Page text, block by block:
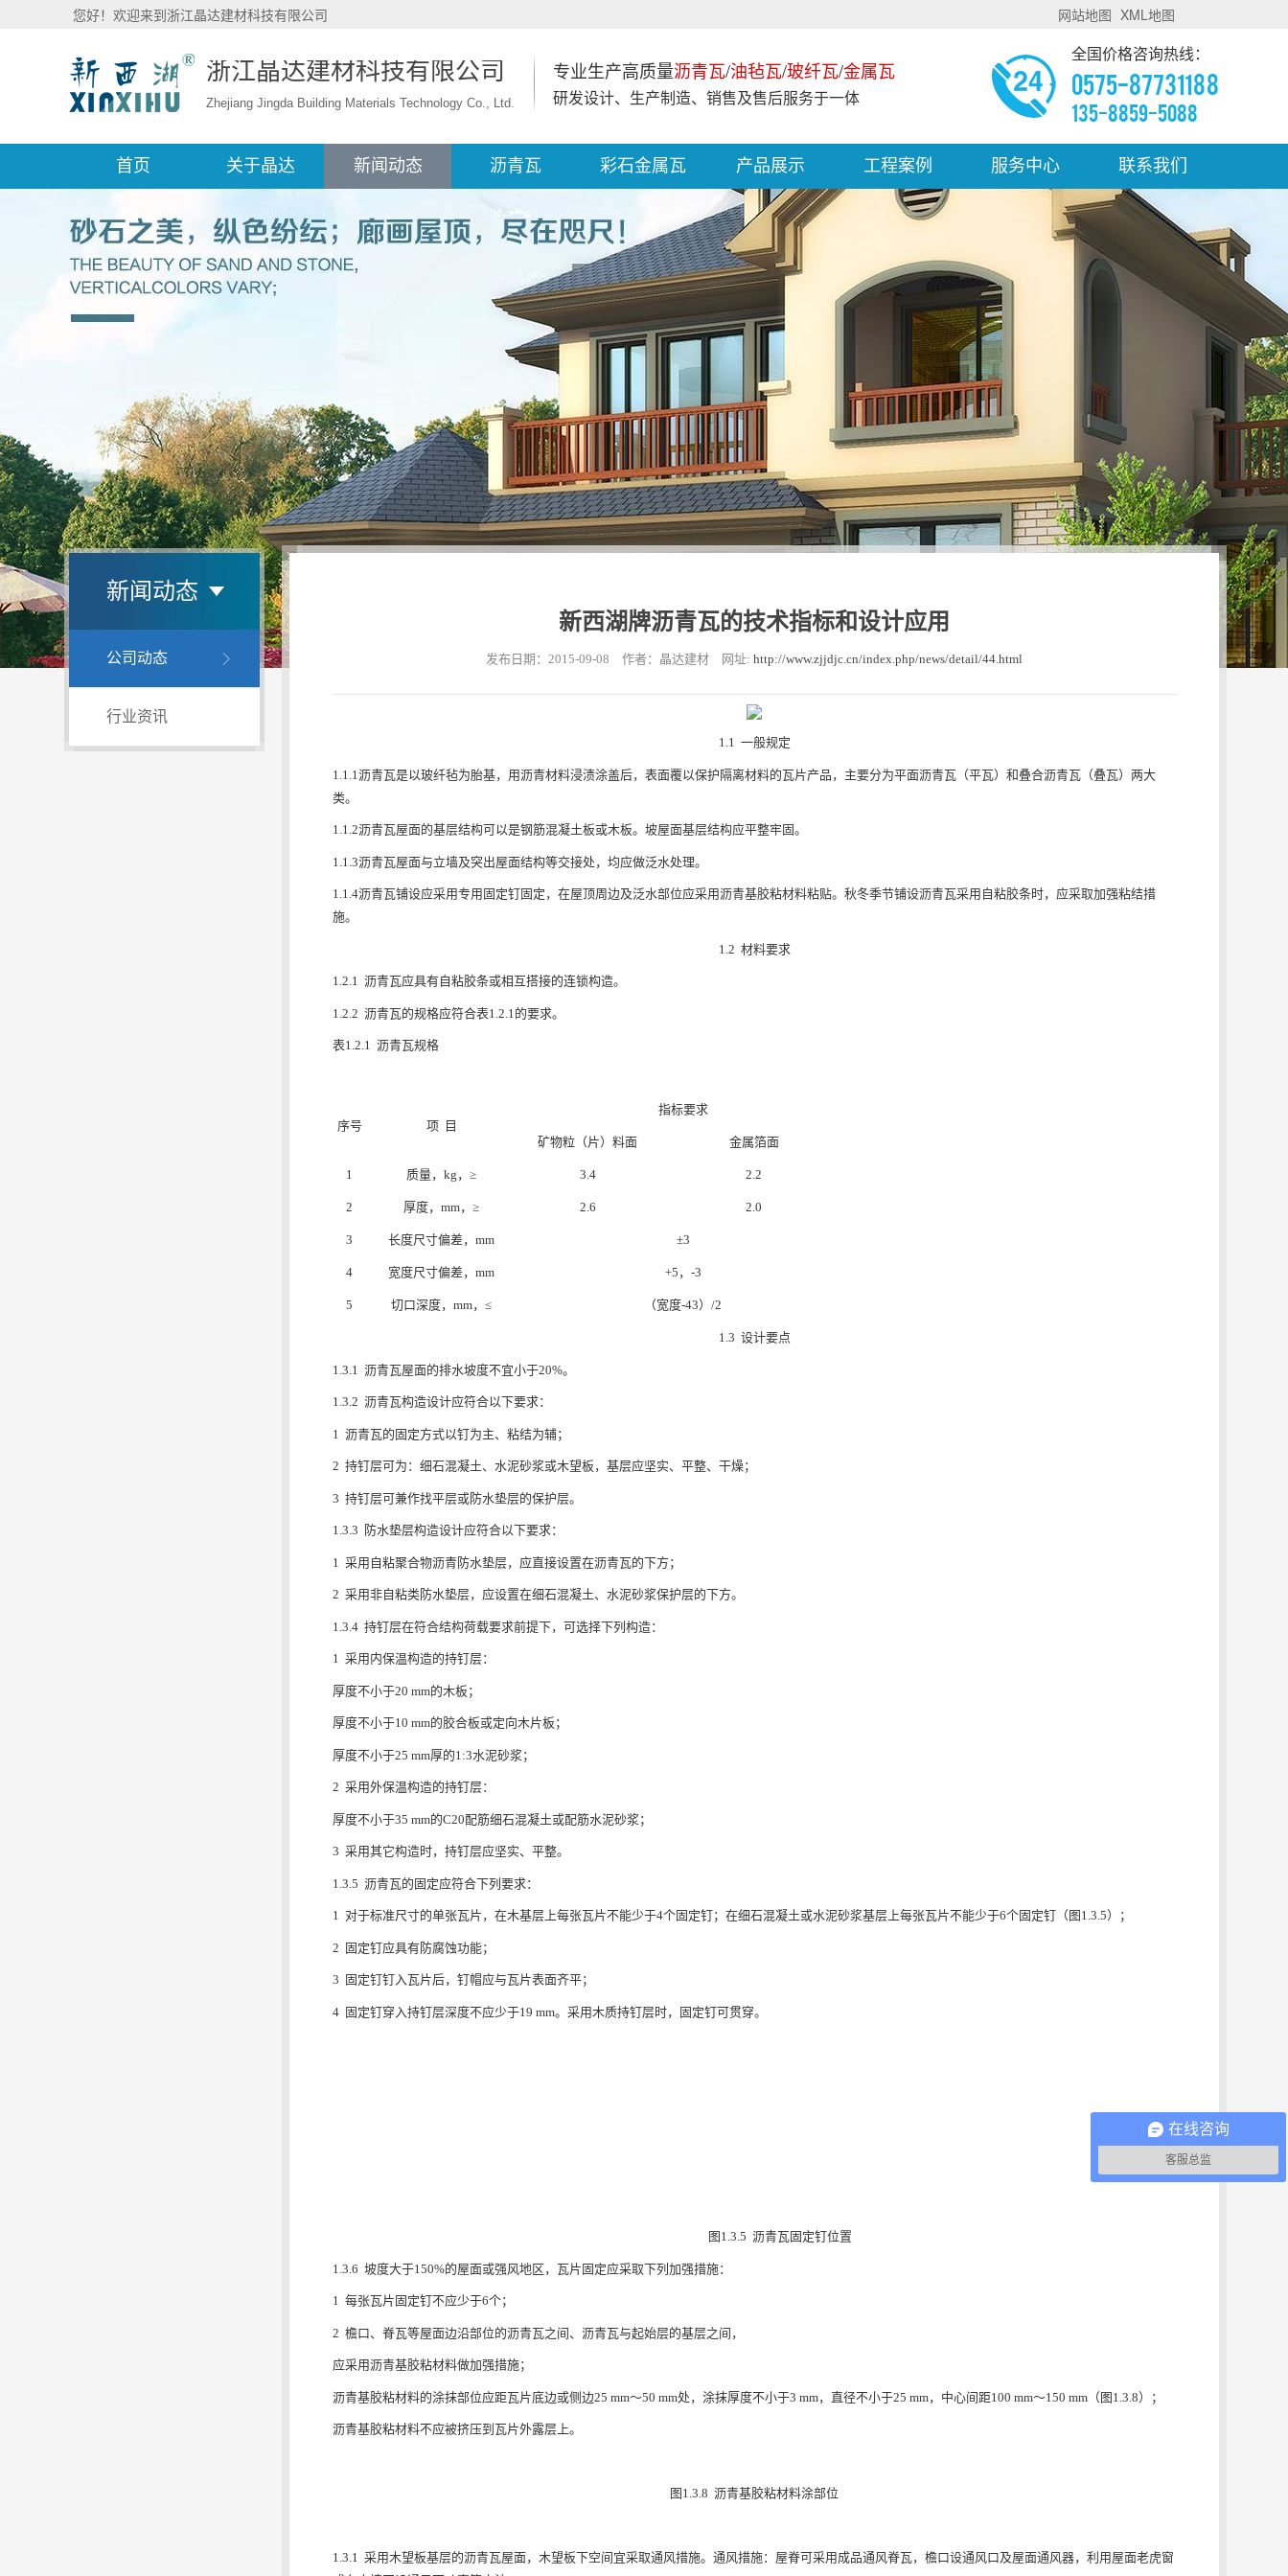
您好！欢迎来到浙江晶达建材科技有限公司 网站地图 XML地图
浙江晶达建材科技有限公司
Zhejiang Jingda Building Materials Technology Co., Ltd.
全国价格咨询热线：
0575-87731188
135-8859-5088
专业生产高质量沥青瓦/油毡瓦/玻纤瓦/金属瓦
研发设计、生产制造、销售及售后服务于一体
首页 关于晶达 新闻动态 沥青瓦 彩石金属瓦 产品展示 工程案例 服务中心 联系我们
新闻动态
公司动态
行业资讯
新西湖牌沥青瓦的技术指标和设计应用
发布日期：2015-09-08 作者：晶达建材 网址: http://www.zjjdjc.cn/index.php/news/detail/44.html
1.1 一般规定
1.1.1沥青瓦是以玻纤毡为胎基，用沥青材料浸渍涂盖后，表面覆以保护隔离材料的瓦片产品，主要分为平面沥青瓦（平瓦）和叠合沥青瓦（叠瓦）两大
类。
1.1.2沥青瓦屋面的基层结构可以是钢筋混凝土板或木板。坡屋面基层结构应平整牢固。
1.1.3沥青瓦屋面与立墙及突出屋面结构等交接处，均应做泛水处理。
1.1.4沥青瓦铺设应采用专用固定钉固定，在屋顶周边及泛水部位应采用沥青基胶粘材料粘贴。秋冬季节铺设沥青瓦采用自粘胶条时，应采取加强粘结措
施。
1.2 材料要求
1.2.1 沥青瓦应具有自粘胶条或相互搭接的连锁构造。
1.2.2 沥青瓦的规格应符合表1.2.1的要求。
表1.2.1 沥青瓦规格
序号 项 目
指标要求
矿物粒（片）料面 金属箔面
1 质量，kg，≥ 3.4 2.2
2 厚度，mm，≥ 2.6 2.0
3 长度尺寸偏差，mm ±3
4 宽度尺寸偏差，mm +5，-3
5 切口深度，mm，≤ （宽度-43）/2
1.3 设计要点
1.3.1 沥青瓦屋面的排水坡度不宜小于20%。
1.3.2 沥青瓦构造设计应符合以下要求：
1 沥青瓦的固定方式以钉为主、粘结为辅；
2 持钉层可为：细石混凝土、水泥砂浆或木望板，基层应坚实、平整、干燥；
3 持钉层可兼作找平层或防水垫层的保护层。
1.3.3 防水垫层构造设计应符合以下要求：
1 采用自粘聚合物沥青防水垫层，应直接设置在沥青瓦的下方；
2 采用非自粘类防水垫层，应设置在细石混凝土、水泥砂浆保护层的下方。
1.3.4 持钉层在符合结构荷载要求前提下，可选择下列构造：
1 采用内保温构造的持钉层：
厚度不小于20 mm的木板；
厚度不小于10 mm的胶合板或定向木片板；
厚度不小于25 mm厚的1:3水泥砂浆；
2 采用外保温构造的持钉层：
厚度不小于35 mm的C20配筋细石混凝土或配筋水泥砂浆；
3 采用其它构造时，持钉层应坚实、平整。
1.3.5 沥青瓦的固定应符合下列要求：
1 对于标准尺寸的单张瓦片，在木基层上每张瓦片不能少于4个固定钉；在细石混凝土或水泥砂浆基层上每张瓦片不能少于6个固定钉（图1.3.5）；
2 固定钉应具有防腐蚀功能；
3 固定钉钉入瓦片后，钉帽应与瓦片表面齐平；
4 固定钉穿入持钉层深度不应少于19 mm。采用木质持钉层时，固定钉可贯穿。
图1.3.5 沥青瓦固定钉位置
1.3.6 坡度大于150%的屋面或强风地区，瓦片固定应采取下列加强措施：
1 每张瓦片固定钉不应少于6个；
2 檐口、脊瓦等屋面边沿部位的沥青瓦之间、沥青瓦与起始层的基层之间，
应采用沥青基胶粘材料做加强措施；
沥青基胶粘材料的涂抹部位应距瓦片底边或侧边25 mm～50 mm处，涂抹厚度不小于3 mm，直径不小于25 mm，中心间距100 mm～150 mm（图1.3.8）；
沥青基胶粘材料不应被挤压到瓦片外露层上。
图1.3.8 沥青基胶粘材料涂部位
1.3.1 采用木望板基层的沥青瓦屋面，木望板下空间宜采取通风措施。通风措施：屋脊可采用成品通风脊瓦，檐口设通风口及屋面通风器，利用屋面老虎窗
在线咨询
客服总监